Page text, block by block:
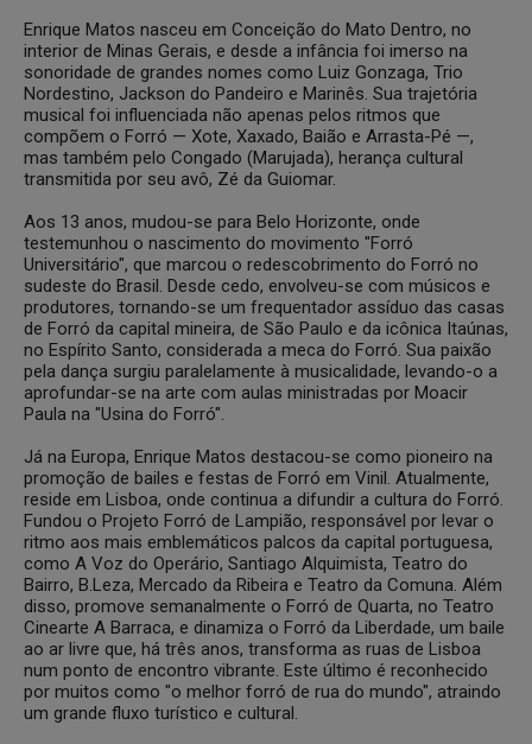
Enrique Matos nasceu em Conceição do Mato Dentro, no
interior de Minas Gerais, e desde a infância foi imerso na
sonoridade de grandes nomes como Luiz Gonzaga, Trio
Nordestino, Jackson do Pandeiro e Marinês. Sua trajetória
musical foi influenciada não apenas pelos ritmos que
compõem o Forró — Xote, Xaxado, Baião e Arrasta-Pé —,
mas também pelo Congado (Marujada), herança cultural
transmitida por seu avô, Zé da Guiomar.
Aos 13 anos, mudou-se para Belo Horizonte, onde
testemunhou o nascimento do movimento "Forró
Universitário", que marcou o redescobrimento do Forró no
sudeste do Brasil. Desde cedo, envolveu-se com músicos e
produtores, tornando-se um frequentador assíduo das casas
de Forró da capital mineira, de São Paulo e da icônica Itaúnas,
no Espírito Santo, considerada a meca do Forró. Sua paixão
pela dança surgiu paralelamente à musicalidade, levando-o a
aprofundar-se na arte com aulas ministradas por Moacir
Paula na "Usina do Forró".
Já na Europa, Enrique Matos destacou-se como pioneiro na
promoção de bailes e festas de Forró em Vinil. Atualmente,
reside em Lisboa, onde continua a difundir a cultura do Forró.
Fundou o Projeto Forró de Lampião, responsável por levar o
ritmo aos mais emblemáticos palcos da capital portuguesa,
como A Voz do Operário, Santiago Alquimista, Teatro do
Bairro, B.Leza, Mercado da Ribeira e Teatro da Comuna. Além
disso, promove semanalmente o Forró de Quarta, no Teatro
Cinearte A Barraca, e dinamiza o Forró da Liberdade, um baile
ao ar livre que, há três anos, transforma as ruas de Lisboa
num ponto de encontro vibrante. Este último é reconhecido
por muitos como "o melhor forró de rua do mundo", atraindo
um grande fluxo turístico e cultural.